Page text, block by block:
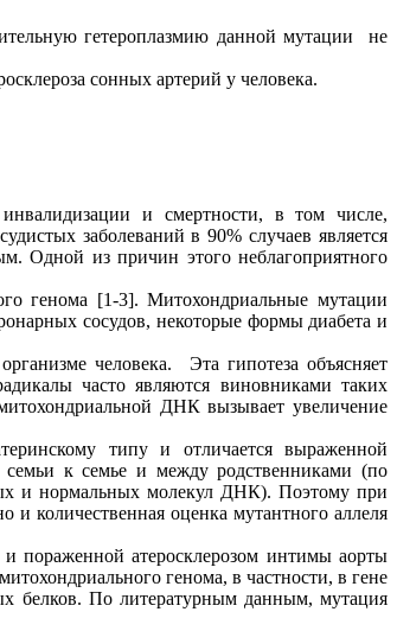
гетероплазмию данной мутации не
сонных артерий у человека.
и смертности, в том числе,
заболеваний в 90% случаев является
Одной из причин этого неблагоприятного
генома [1-3]. Митохондриальные мутации
сосудов, некоторые формы диабета и
человека. Эта гипотеза объясняет
часто являются виновниками таких
ДНК вызывает увеличение
типу и отличается выраженной
семьи к семье и между родственниками (по
и нормальных молекул ДНК). Поэтому при
и количественная оценка мутантного аллеля
пораженной атеросклерозом интимы аорты
генома, в частности, в гене
белков. По литературным данным, мутация